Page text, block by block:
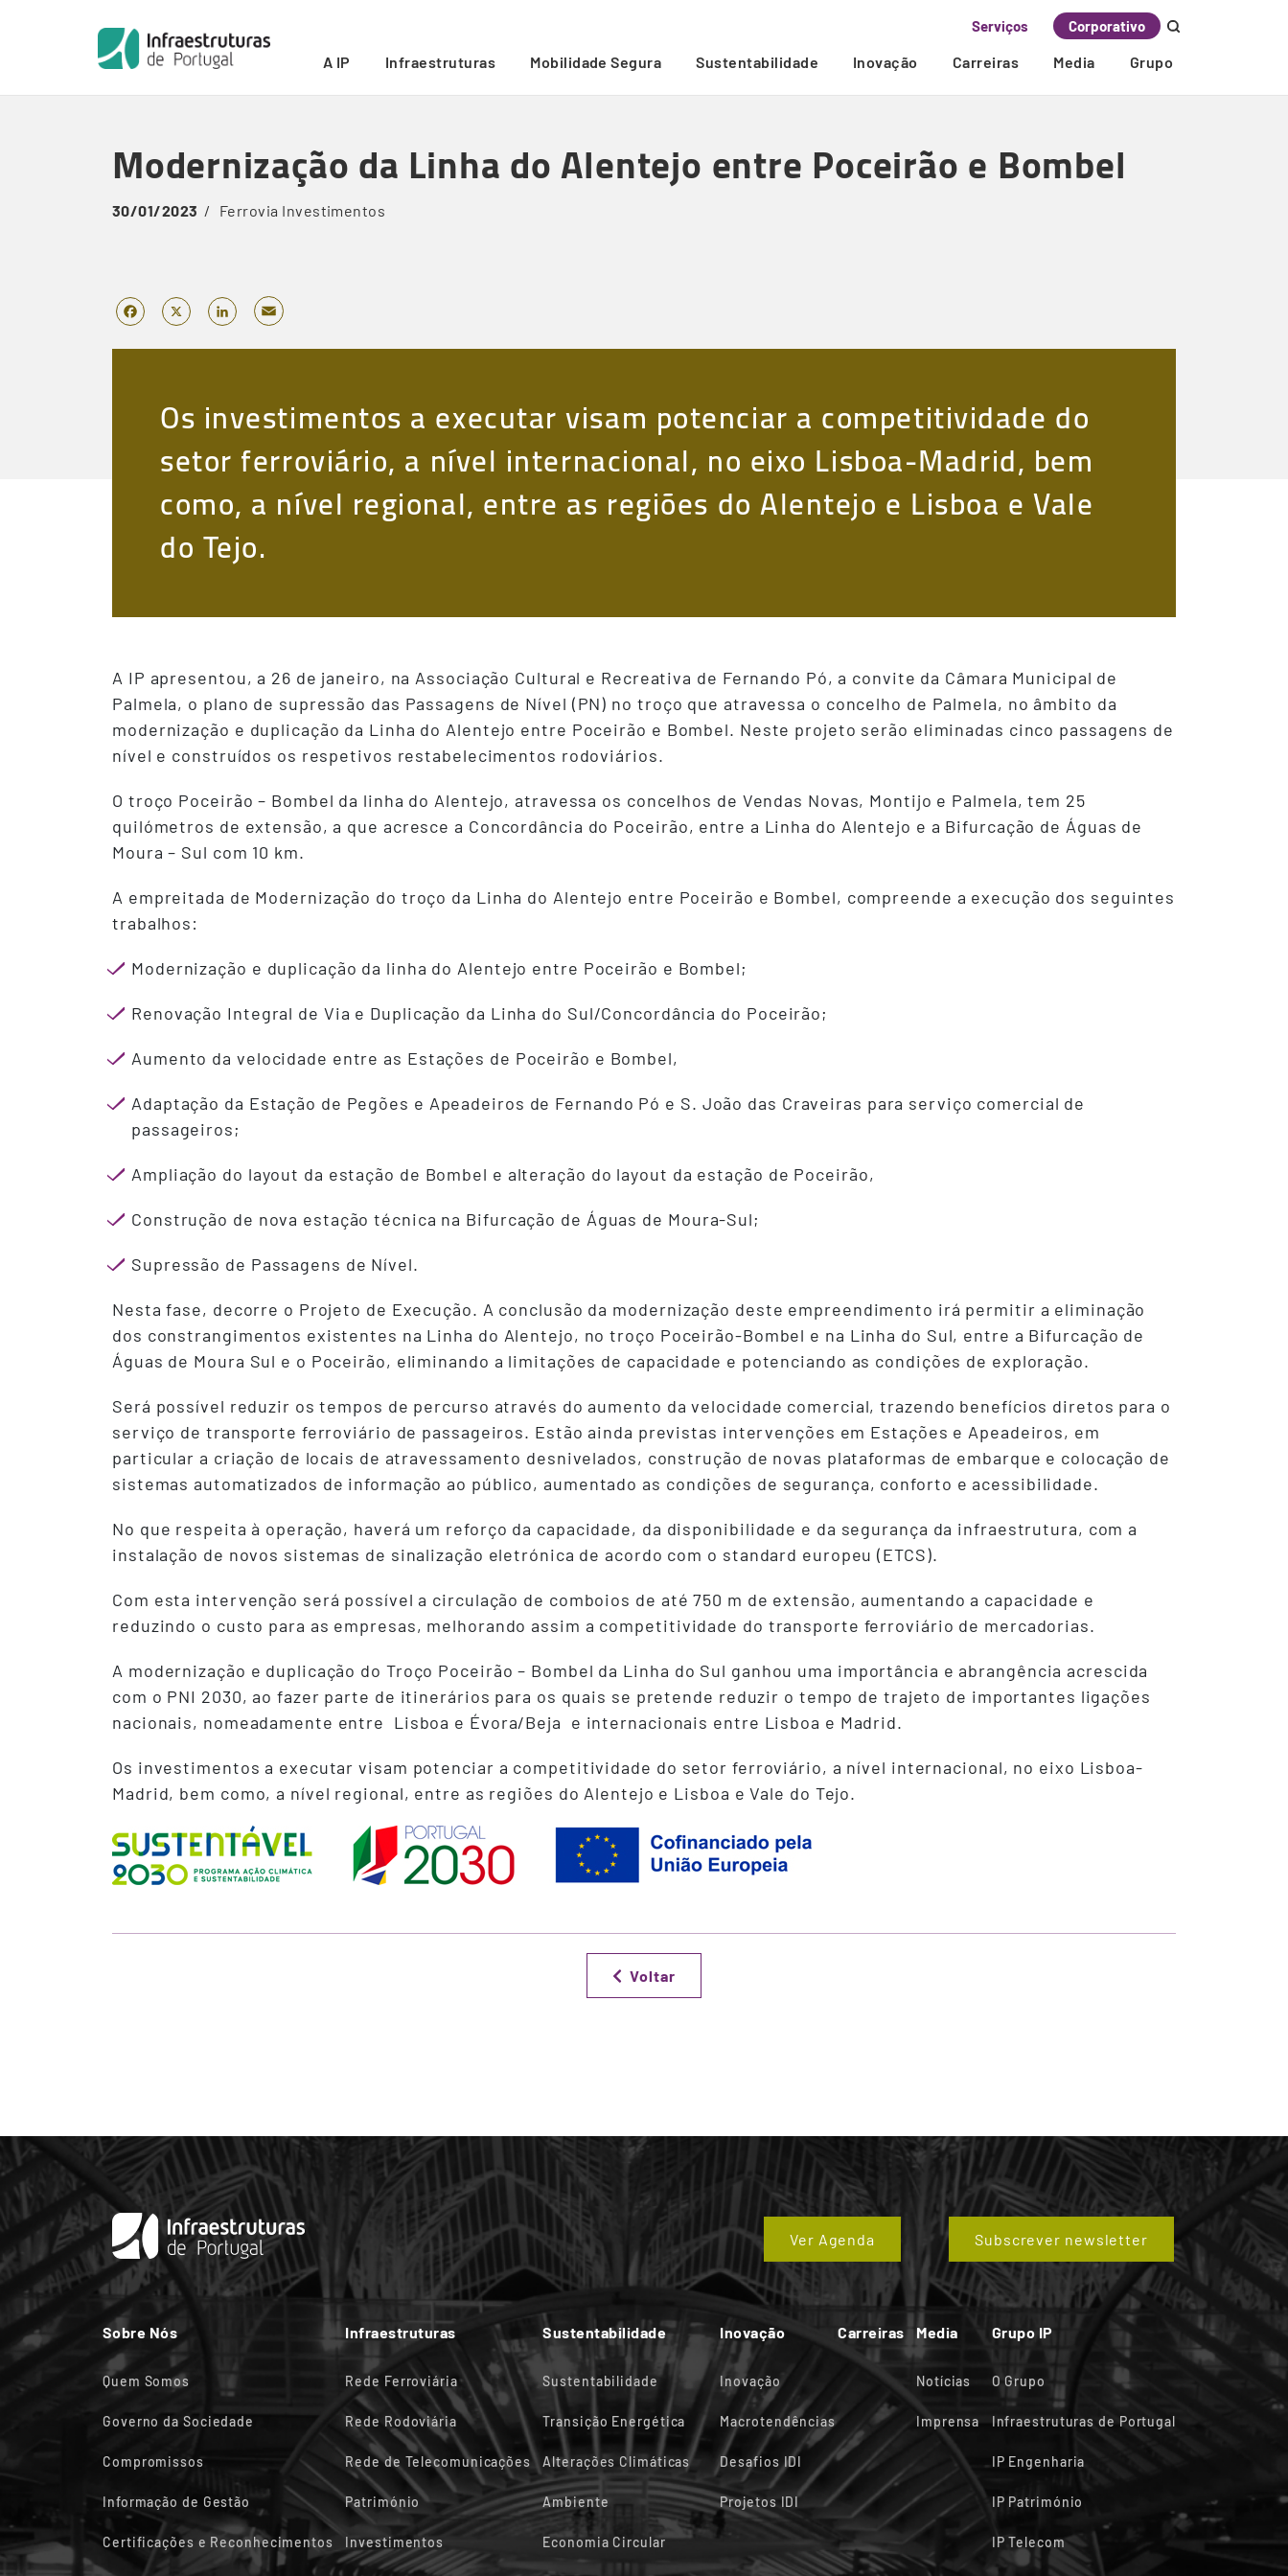
Serviços Corporativo
A IP Infraestruturas Mobilidade Segura Sustentabilidade Inovação Carreiras Media Grupo
Breadcrumb
Modernização da Linha do Alentejo entre Poceirão e Bombel
Modernização da Linha do Alentejo entre Poceirão e Bombel
30/01/2023 Ferrovia Investimentos
Facebook
X LinkedIn
Os investimentos a executar visam potenciar a competitividade do
setor ferroviário, a nível internacional, no eixo Lisboa-Madrid, bem
como, a nível regional, entre as regiões do Alentejo e Lisboa e Vale
do Tejo.
​A IP apresentou, a 26 de janeiro, na Associação Cultural e Recreativa de Fernando Pó, a convite da Câmara Municipal de
Palmela, o plano de supressão das Passagens de Nível (PN) no troço que atravessa o concelho de Palmela, no âmbito da
modernização e duplicação da Linha do Alentejo entre Poceirão e Bombel. Neste projeto serão eliminadas cinco passagens de
nível e construídos os respetivos restabelecimentos rodoviários.
O troço Poceirão – Bombel da linha do Alentejo, atravessa os concelhos de Vendas Novas, Montijo e Palmela, tem 25
quilómetros de extensão, a que acresce a Concordância do Poceirão, entre a Linha do Alentejo e a Bifurcação de Águas de
Moura – Sul com 10 km.
A empreitada de Modernização do troço da Linha do Alentejo entre Poceirão e Bombel, compreende a execução dos seguintes
trabalhos:
Modernização e duplicação da linha do Alentejo entre Poceirão e Bombel;
Renovação Integral de Via e Duplicação da Linha do Sul/Concordância do Poceirão;
Aumento da velocidade entre as Estações de Poceirão e Bombel,
Adaptação da Estação de Pegões e Apeadeiros de Fernando Pó e S. João das Craveiras para serviço comercial de
passageiros;
Ampliação do layout da estação de Bombel e alteração do layout da estação de Poceirão,
Construção de nova estação técnica na Bifurcação de Águas de Moura-Sul;
Supressão de Passagens de Nível.
Nesta fase, decorre o Projeto de Execução. A conclusão da modernização deste empreendimento irá permitir a eliminação
dos constrangimentos existentes na Linha do Alentejo, no troço Poceirão-Bombel e na Linha do Sul, entre a Bifurcação de
Águas de Moura Sul e o Poceirão, eliminando a limitações de capacidade e potenciando as condições de exploração.
Será possível reduzir os tempos de percurso através do aumento da velocidade comercial, trazendo benefícios diretos para o
serviço de transporte ferroviário de passageiros. Estão ainda previstas intervenções em Estações e Apeadeiros, em
particular a criação de locais de atravessamento desnivelados, construção de novas plataformas de embarque e colocação de
sistemas automatizados de informação ao público, aumentado as condições de segurança, conforto e acessibilidade.
No que respeita à operação, haverá um reforço da capacidade, da disponibilidade e da segurança da infraestrutura, com a
instalação de novos sistemas de sinalização eletrónica de acordo com o standard europeu (ETCS).
Com esta intervenção será possível a circulação de comboios de até 750 m de extensão, aumentando a capacidade e
reduzindo o custo para as empresas, melhorando assim a competitividade do transporte ferroviário de mercadorias.
A modernização e duplicação do Troço Poceirão – Bombel da Linha do Sul ganhou uma importância e abrangência acrescida
com o PNI 2030, ao fazer parte de itinerários para os quais se pretende reduzir o tempo de trajeto de importantes ligações
nacionais, nomeadamente entre Lisboa e Évora/Beja e internacionais entre Lisboa e Madrid.
Os investimentos a executar visam potenciar a competitividade do setor ferroviário, a nível internacional, no eixo Lisboa-
Madrid, bem como, a nível regional, entre as regiões do Alentejo e Lisboa e Vale do Tejo.
Voltar
Ver Agenda Subscrever newsletter
Sobre Nós
Quem Somos
Governo da Sociedade
Compromissos
Informação de Gestão
Certificações e Reconhecimentos
Infraestruturas
Rede Ferroviária
Rede Rodoviária
Rede de Telecomunicações
Património
Investimentos
Sustentabilidade
Sustentabilidade
Transição Energética
Alterações Climáticas
Ambiente
Economia Circular
Inovação
Inovação
Macrotendências
Desafios IDI
Projetos IDI
Carreiras Media
Notícias
Imprensa
Grupo IP
O Grupo
Infraestruturas de Portugal
IP Engenharia
IP Património
IP Telecom